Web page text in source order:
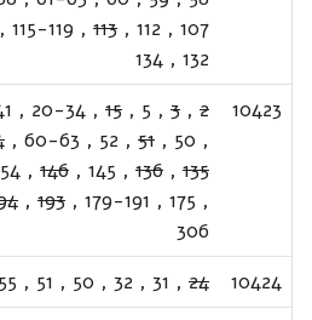
107
,
112
,
113
,
115-119
,
132
,
134
10423
2
,
3
,
5
,
15
,
20-34
,
,
50
,
51
,
52
,
60-63
,
135
,
136
,
145
,
146
,
,
175
,
179-191
,
193
,
306
10424
24
,
31
,
32
,
50
,
51
,
55